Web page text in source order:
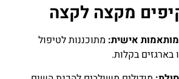
מקצה לקצה
אישית: מתוכננות לטיפול
בארגזים בקלות.